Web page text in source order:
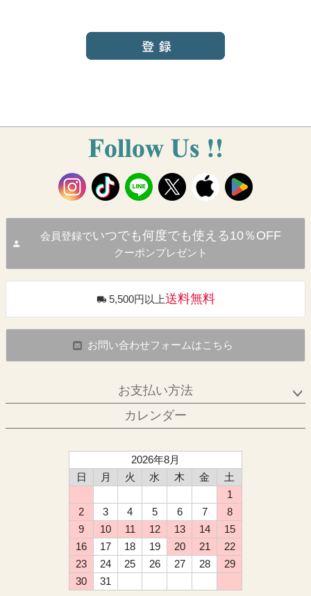
会員登録でいつでも何度でも使える10％OFF
クーポンプレゼント
5,500円以上送料無料
お問い合わせフォームはこちら
お支払い方法
カレンダー
2026年8月
日
月 火 水 木 金
土
1
2
3 4 5 6 7
8
9
10 11 12 13 14
15
16
17 18 19 20 21
22
23
24 25 26 27 28
29
30
31